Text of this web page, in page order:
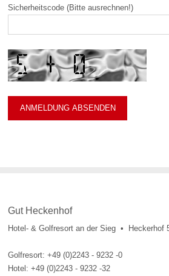
Sicherheitscode (Bitte ausrechnen!)
Gut Heckenhof
Hotel- & Golfresort an der Sieg • Heckerhof
Golfresort: +49 (0)2243 - 9232 -0
Hotel: +49 (0)2243 - 9232 -32